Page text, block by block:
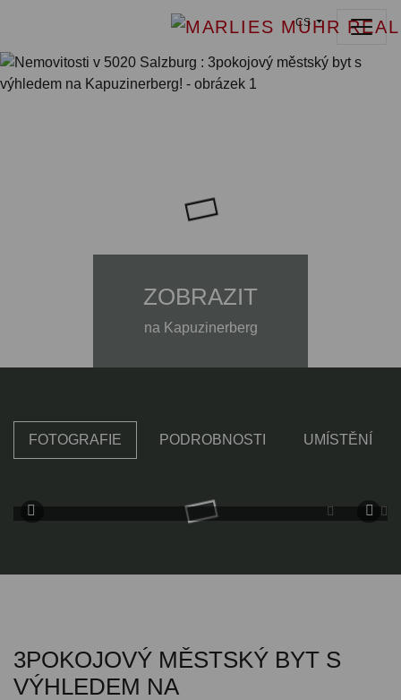
CS
ZOBRAZIT
na Kapuzinerberg
FOTOGRAFIE PODROBNOSTI UMÍSTĚNÍ
3POKOJOVÝ MĚSTSKÝ BYT S
VÝHLEDEM NA